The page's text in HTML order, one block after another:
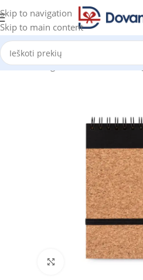
Skip to navigation
Skip to main content
Katalogas Bloknotai ir
Click to enlarge